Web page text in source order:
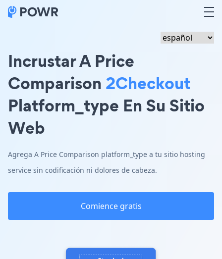
Incrustar A Price
Comparison 2Checkout
Platform_type En Su Sitio
Web
Agrega A Price Comparison platform_type a tu sitio hosting
service sin codificación ni dolores de cabeza.
Comience gratis